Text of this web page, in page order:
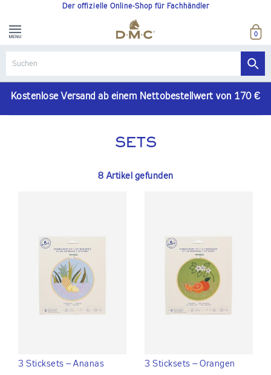
Der offizielle Online-Shop für Fachhändler
0
Kostenlose Versand ab einem Nettobestellwert von 170 €
SETS
8 Artikel gefunden
3 Sticksets – Ananas 3 Sticksets – Orangen